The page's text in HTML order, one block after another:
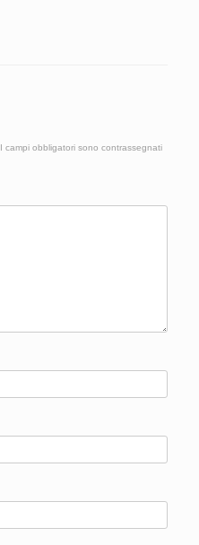
I campi obbligatori sono contrassegnati